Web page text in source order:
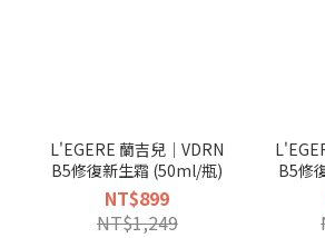
L'EGERE 蘭吉兒｜VDRN
B5修復新生霜 (50ml/瓶)
NT$899
NT$1,249
B5修